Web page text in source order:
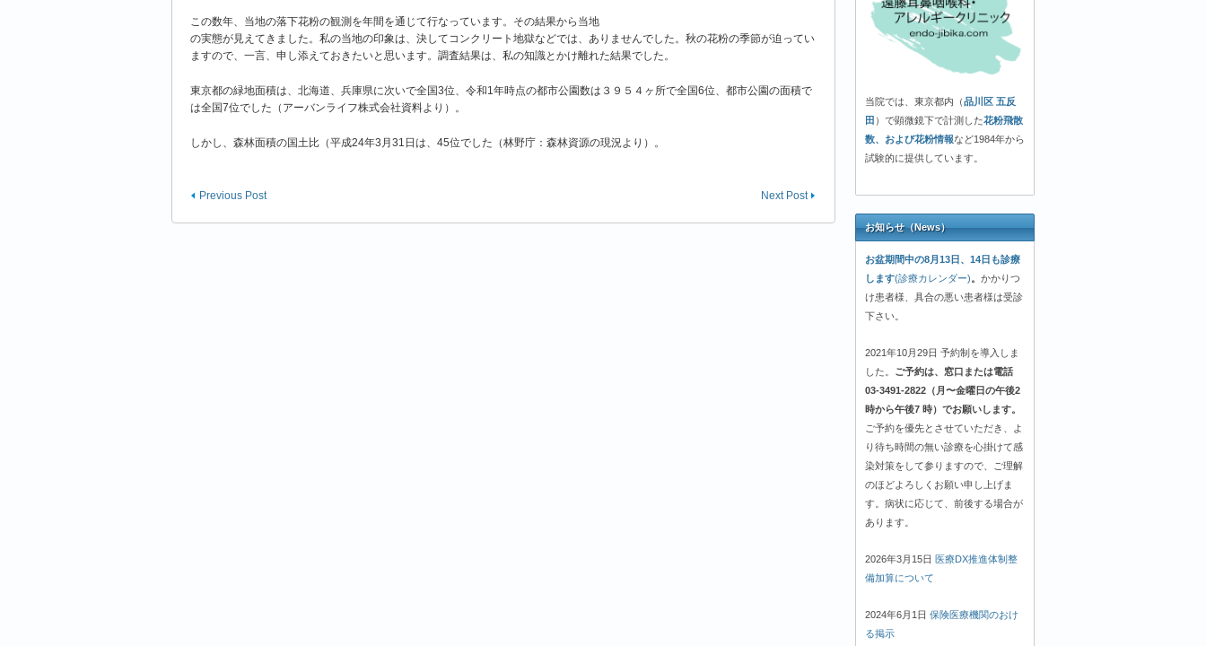
この数年、当地の落下花粉の観測を年間を通じて行なっています。その結果から当地
の実態が見えてきました。私の当地の印象は、決してコンクリート地獄などでは、ありませんでした。秋の花粉の季節が迫ってい
ますので、一言、申し添えておきたいと思います。調査結果は、私の知識とかけ離れた結果でした。
東京都の緑地面積は、北海道、兵庫県に次いで全国3位、令和1年時点の都市公園数は３９５４ヶ所で全国6位、都市公園の面積で
は全国7位でした（アーバンライフ株式会社資料より）。
しかし、森林面積の国土比（平成24年3月31日は、45位でした（林野庁：森林資源の現況より）。
Next Post
Previous Post
当院では、東京都内（品川区 五反
田 ）で顕微鏡下で計測した花粉飛散
数、および花粉情報など1984年から
試験的に提供しています。
お知らせ（News）
お盆期間中の8月13日、14日も診療
します(診療カレンダー)。 かかりつ
け患者様、具合の悪い患者様は受診
下さい。
2021年10月29日 予約制を導入しま
した。 ご予約は、窓口または電話
03-3491-2822（月〜金曜日の午後2
時から午後7 時）でお願いします。
ご予約を優先とさせていただき、よ
り待ち時間の無い診療を心掛けて感
染対策をして参りますので、ご理解
のほどよろしくお願い申し上げま
す。病状に応じて、前後する場合が
あります。
2026年3月15日 医療DX推進体制整
備加算について
2024年6月1日 保険医療機関のおけ
る掲示